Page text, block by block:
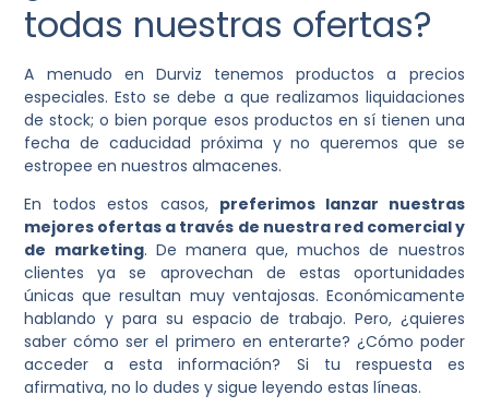
todas nuestras ofertas?
A menudo en Durviz tenemos productos a precios
especiales. Esto se debe a que realizamos liquidaciones
de stock; o bien porque esos productos en sí tienen una
fecha de caducidad próxima y no queremos que se
estropee en nuestros almacenes.
En todos estos casos, preferimos lanzar nuestras
mejores ofertas a través de nuestra red comercial y
de marketing. De manera que, muchos de nuestros
clientes ya se aprovechan de estas oportunidades
únicas que resultan muy ventajosas. Económicamente
hablando y para su espacio de trabajo. Pero, ¿quieres
saber cómo ser el primero en enterarte? ¿Cómo poder
acceder a esta información? Si tu respuesta es
afirmativa, no lo dudes y sigue leyendo estas líneas.